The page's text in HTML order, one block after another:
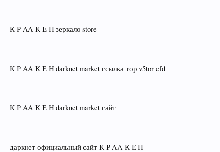
К Р AA К Е Н зеркало store
К Р AA К Е Н darknet market ссылка тор v5tor cfd
К Р AA К Е Н darknet market сайт
даркнет официальный сайт К Р AA К Е Н